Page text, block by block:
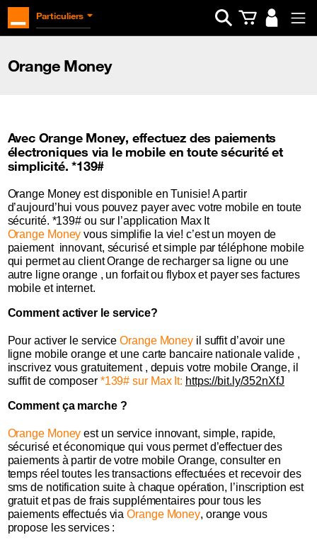
Particuliers Ouvrir la barre
Orange Money
Avec Orange Money, effectuez des paiements
électroniques via le mobile en toute sécurité et
simplicité. *139#
Orange Money est disponible en Tunisie! A partir
d’aujourd’hui vous pouvez payer avec votre mobile en toute
sécurité. *139# ou sur l’application Max It
Orange Money vous simplifie la vie! c’est un moyen de
paiement innovant, sécurisé et simple par téléphone mobile
qui permet au client Orange de recharger sa ligne ou une
autre ligne orange , un forfait ou flybox et payer ses factures
mobile et internet.
Comment activer le service?
Pour activer le serviceOrange Money il suffit d’avoir une
ligne mobile orange et une carte bancaire nationale valide ,
inscrivez vous gratuitement , depuis votre mobile Orange, il
suffit de composer *139# sur Max It: https://bit.ly/352nXfJ
Comment ça marche ?
Orange Money est un service innovant, simple, rapide,
sécurisé et économique qui vous permet d’effectuer des
paiements à partir de votre mobile Orange, consulter en
temps réel toutes les transactions effectuées et recevoir des
sms de notification suite à chaque opération, l’inscription est
gratuit et pas de frais supplémentaires pour tous les
paiements effectués viaOrange Money, orange vous
propose les services :